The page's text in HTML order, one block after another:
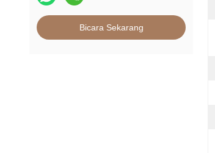
Bicara Sekarang